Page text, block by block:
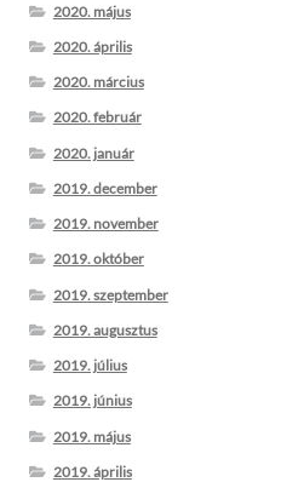
2020. május
2020. április
2020. március
2020. február
2020. január
2019. december
2019. november
2019. október
2019. szeptember
2019. augusztus
2019. július
2019. június
2019. május
2019. április